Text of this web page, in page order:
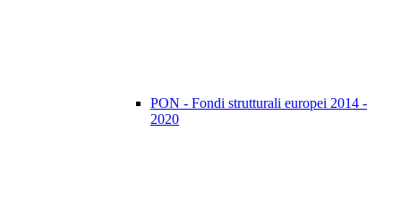
PON - Fondi strutturali europei 2014 -
2020